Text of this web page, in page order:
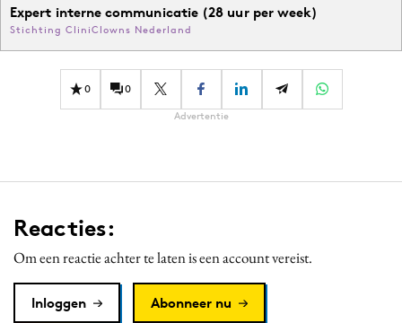
Expert interne communicatie (28 uur per week)
Stichting CliniClowns Nederland
0 0
Advertentie
Reacties:
Om een reactie achter te laten is een account vereist.
Inloggen Abonneer nu